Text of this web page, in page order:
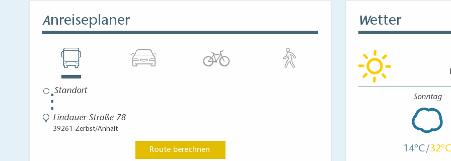
Anreiseplaner
⋮
Lindauer Straße 78
39261 Zerbst/Anhalt
Route berechnen
Wetter
Sonntag
14 32